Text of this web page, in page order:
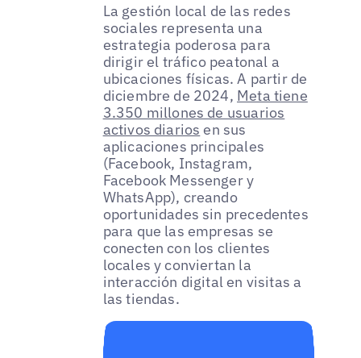
La gestión local de las redes
sociales representa una
estrategia poderosa para
dirigir el tráfico peatonal a
ubicaciones físicas. A partir de
diciembre de 2024, Meta tiene
3.350 millones de usuarios
activos diarios en sus
aplicaciones principales
(Facebook, Instagram,
Facebook Messenger y
WhatsApp), creando
oportunidades sin precedentes
para que las empresas se
conecten con los clientes
locales y conviertan la
interacción digital en visitas a
las tiendas.